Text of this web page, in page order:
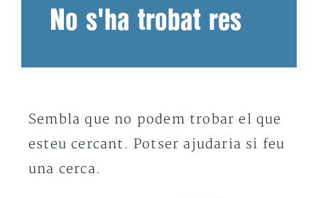
No s'ha trobat res
Sembla que no podem trobar el que
esteu cercant. Potser ajudaria si feu
una cerca.